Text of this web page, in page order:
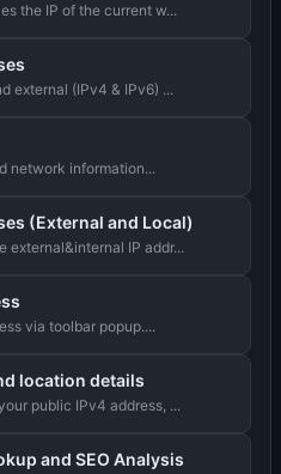
the IP of the current w...
external (IPv4 & IPv6) ...
network information...
(External and Local)
external&internal IP addr...
via toolbar popup....
location details
public IPv4 address, ...
and SEO Analysis